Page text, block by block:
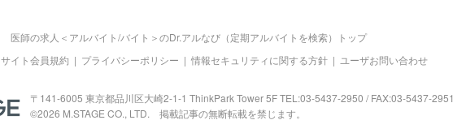
医師の求人＜アルバイト/バイト＞のDr.アルなび（定期アルバイトを検索）トップ
サイト会員規約 | プライバシーポリシー | 情報セキュリティに関する方針 | ユーザお問い合わせ
M.STAGE
〒141-6005 東京都品川区大崎2-1-1 ThinkPark Tower 5F TEL:03-5437-2950 / FAX:03-5437-2951
©2026 M.STAGE CO., LTD. 掲載記事の無断転載を禁じます。